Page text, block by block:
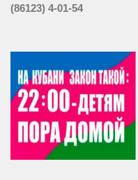
(86123) 4-01-54